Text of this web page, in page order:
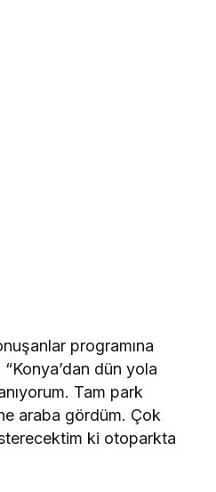
programına
dün yola
Tam park
araba gördüm. Çok
ki otoparkta